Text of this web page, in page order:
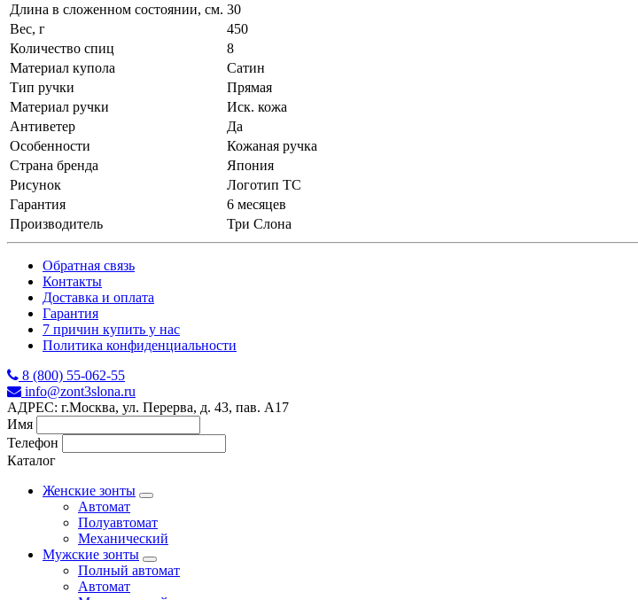
Длина в сложенном состоянии, см. 30
Вес, г
450
Количество спиц
8
Материал купола
Сатин
Тип ручки
Прямая
Материал ручки
Иск. кожа
Антиветер
Да
Особенности
Кожаная ручка
Страна бренда
Япония
Рисунок
Логотип ТС
Гарантия
6 месяцев
Производитель
Три Слона
Обратная связь
Контакты
Доставка и оплата
Гарантия
7 причин купить у нас
Политика конфиденциальности
8 (800) 55-062-55
info@zont3slona.ru
АДРЕС: г.Москва, ул. Перерва, д. 43, пав. А17
Имя
Телефон
Каталог
Женские зонты
Автомат
Полуавтомат
Механический
Мужские зонты
Полный автомат
Автомат